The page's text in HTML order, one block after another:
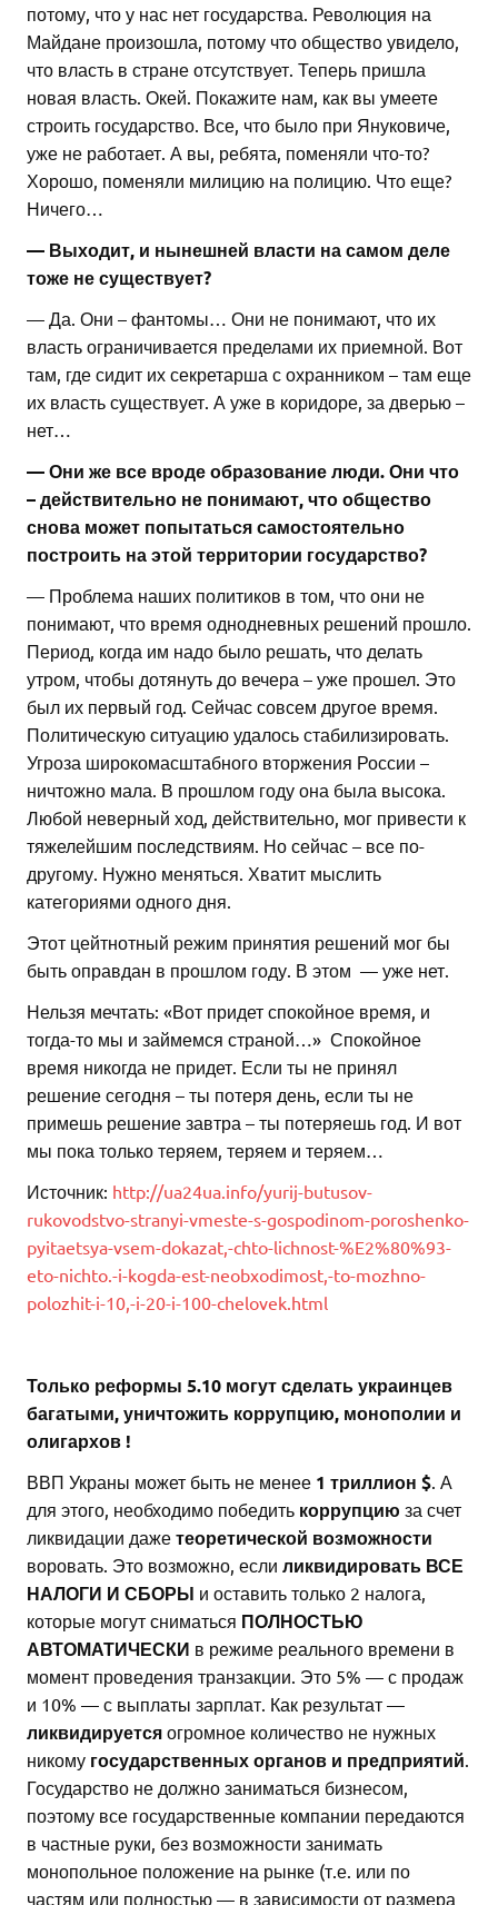
потому, что у нас нет государства. Революция на
Майдане произошла, потому что общество увидело,
что власть в стране отсутствует. Теперь пришла
новая власть. Окей. Покажите нам, как вы умеете
строить государство. Все, что было при Януковиче,
уже не работает. А вы, ребята, поменяли что-то?
Хорошо, поменяли милицию на полицию. Что еще?
Ничего…
— Выходит, и нынешней власти на самом деле
тоже не существует?
— Да. Они – фантомы… Они не понимают, что их
власть ограничивается пределами их приемной. Вот
там, где сидит их секретарша с охранником – там еще
их власть существует. А уже в коридоре, за дверью –
нет…
— Они же все вроде образование люди. Они что
– действительно не понимают, что общество
снова может попытаться самостоятельно
построить на этой территории государство?
— Проблема наших политиков в том, что они не
понимают, что время однодневных решений прошло.
Период, когда им надо было решать, что делать
утром, чтобы дотянуть до вечера – уже прошел. Это
был их первый год. Сейчас совсем другое время.
Политическую ситуацию удалось стабилизировать.
Угроза широкомасштабного вторжения России –
ничтожно мала. В прошлом году она была высока.
Любой неверный ход, действительно, мог привести к
тяжелейшим последствиям. Но сейчас – все по-
другому. Нужно меняться. Хватит мыслить
категориями одного дня.
Этот цейтнотный режим принятия решений мог бы
быть оправдан в прошлом году. В этом — уже нет.
Нельзя мечтать: «Вот придет спокойное время, и
тогда-то мы и займемся страной…» Спокойное
время никогда не придет. Если ты не принял
решение сегодня – ты потеря день, если ты не
примешь решение завтра – ты потеряешь год. И вот
мы пока только теряем, теряем и теряем…
Источник: http://ua24ua.info/yurij-butusov-
rukovodstvo-stranyi-vmeste-s-gospodinom-poroshenko-
pyitaetsya-vsem-dokazat,-chto-lichnost-%E2%80%93-
eto-nichto.-i-kogda-est-neobxodimost,-to-mozhno-
polozhit-i-10,-i-20-i-100-chelovek.html
Только реформы 5.10 могут сделать украинцев
багатыми, уничтожить коррупцию, монополии и
олигархов !
ВВП Украны может быть не менее 1 триллион $ . А
для этого, необходимо победить коррупцию за счет
ликвидации даже теоретической возможности
воровать. Это возможно, если ликвидировать ВСЕ
НАЛОГИ И СБОРЫ и оставить только 2 налога,
которые могут сниматься ПОЛНОСТЬЮ
АВТОМАТИЧЕСКИ в режиме реального времени в
момент проведения транзакции. Это 5% — с продаж
и 10% — с выплаты зарплат. Как результат —
ликвидируется огромное количество не нужных
никому государственных органов и предприятий
Государство не должно заниматься бизнесом,
поэтому все государственные компании передаются
в частные руки, без возможности занимать
монопольное положение на рынке (т.е. или по
частям или полностью — в зависимости от размера